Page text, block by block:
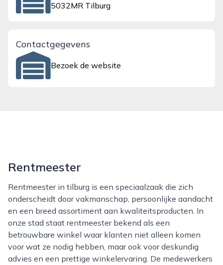
5032MR Tilburg
Contactgegevens
Bezoek de website
Rentmeester
Rentmeester in tilburg is een speciaalzaak die zich
onderscheidt door vakmanschap, persoonlijke aandacht
en een breed assortiment aan kwaliteitsproducten. In
onze stad staat rentmeester bekend als een
betrouwbare winkel waar klanten niet alleen komen
voor wat ze nodig hebben, maar ook voor deskundig
advies en een prettige winkelervaring. De medewerkers